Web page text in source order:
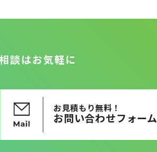
談はお気軽に
お見積もり無料！
お問い合わせフォーム